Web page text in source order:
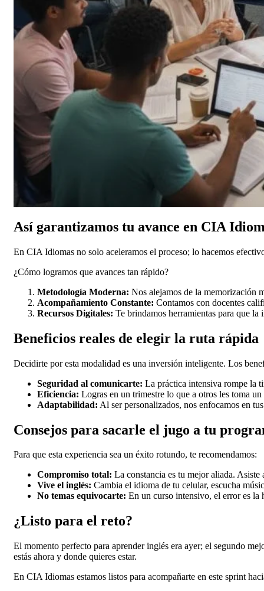
Así garantizamos tu avance en CIA
En CIA Idiomas no solo aceleramos el proceso; lo hacemos
¿Cómo logramos que avances tan rápido?
Metodología Moderna: Nos alejamos de la memorización
Acompañamiento Constante: Contamos con docentes
Recursos Digitales: Te brindamos herramientas para que la
Beneficios reales de elegir la ruta rápida
Decidirte por esta modalidad es una inversión inteligente. Los
Seguridad al comunicarte: La práctica intensiva rompe la
Eficiencia: Logras en un trimestre lo que a otros les toma un
Adaptabilidad: Al ser personalizados, nos enfocamos en
Consejos para sacarle el jugo a tu
Para que esta experiencia sea un éxito rotundo, te recomendamos:
Compromiso total: La constancia es tu mejor aliada. Asiste
Vive el inglés: Cambia el idioma de tu celular, escucha
No temas equivocarte: En un curso intensivo, el error es la
¿Listo para el reto?
El momento perfecto para aprender inglés era ayer; el segundo
estás ahora y donde quieres estar.
En CIA Idiomas estamos listos para acompañarte en este sprint